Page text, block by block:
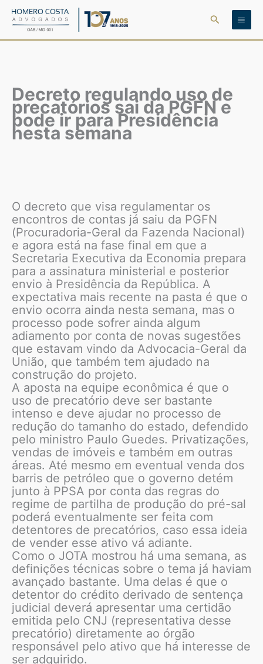
para
Pesquisar
Decreto regulando uso de
precatórios sai da PGFN e
pode ir para Presidência
nesta semana
O decreto que visa regulamentar os
encontros de contas já saiu da PGFN
(Procuradoria-Geral da Fazenda Nacional)
e agora está na fase final em que a
Secretaria Executiva da Economia prepara
para a assinatura ministerial e posterior
envio à Presidência da República. A
expectativa mais recente na pasta é que o
envio ocorra ainda nesta semana, mas o
processo pode sofrer ainda algum
adiamento por conta de novas sugestões
que estavam vindo da Advocacia-Geral da
União, que também tem ajudado na
construção do projeto.
A aposta na equipe econômica é que o
uso de precatório deve ser bastante
intenso e deve ajudar no processo de
redução do tamanho do estado, defendido
pelo ministro Paulo Guedes. Privatizações,
vendas de imóveis e também em outras
áreas. Até mesmo em eventual venda dos
barris de petróleo que o governo detém
junto à PPSA por conta das regras do
regime de partilha de produção do pré-sal
poderá eventualmente ser feita com
detentores de precatórios, caso essa ideia
de vender esse ativo vá adiante.
Como o JOTA mostrou há uma semana, as
definições técnicas sobre o tema já haviam
avançado bastante. Uma delas é que o
detentor do crédito derivado de sentença
judicial deverá apresentar uma certidão
emitida pelo CNJ (representativa desse
precatório) diretamente ao órgão
responsável pelo ativo que há interesse de
ser adquirido.